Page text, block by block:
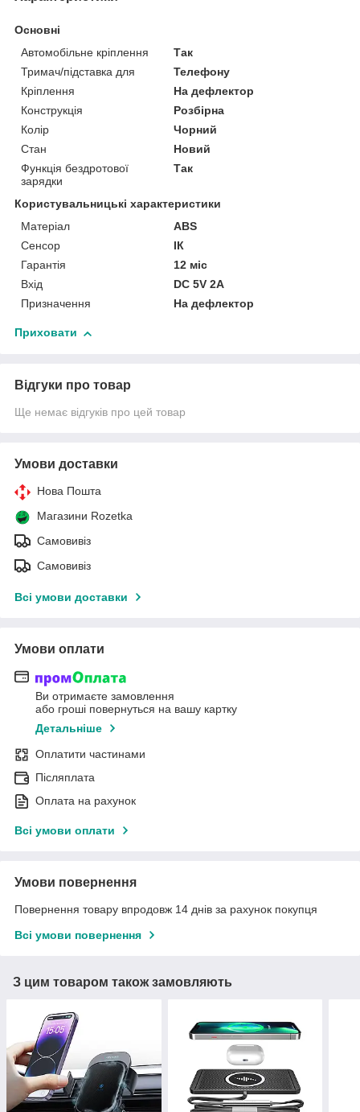
Основні
Автомобільне кріплення
Так
Тримач/підставка для
Телефону
Кріплення
На дефлектор
Конструкція
Розбірна
Колір
Чорний
Стан
Новий
Функція бездротової
зарядки
Так
Користувальницькі характеристики
Матеріал
ABS
Сенсор
ІК
Гарантія
12 міс
Вхід
DC 5V 2A
Призначення
На дефлектор
Приховати
Відгуки про товар
Ще немає відгуків про цей товар
Умови доставки
Нова Пошта
Магазини Rozetka
Самовивіз
Самовивіз
Всі умови доставки
Умови оплати
Ви отримаєте замовлення
або гроші повернуться на вашу картку
Детальніше
Оплатити частинами
Післяплата
Оплата на рахунок
Всі умови оплати
Умови повернення
Повернення товару впродовж 14 днів за рахунок покупця
Всі умови повернення
З цим товаром також замовляють